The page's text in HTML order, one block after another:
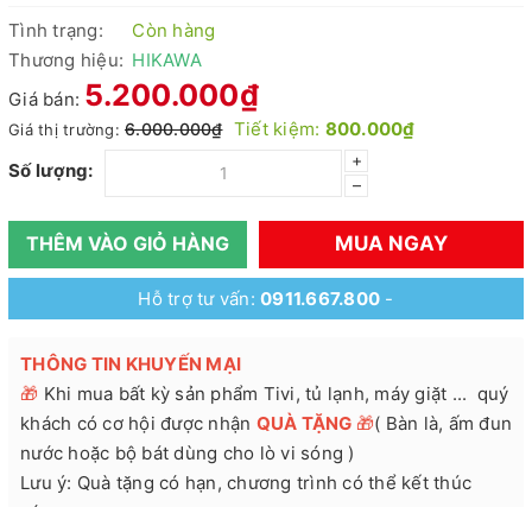
Tình trạng:
Còn hàng
Thương hiệu: HIKAWA
Giá bán: 5.200.000₫
Giá thị trường: 6.000.000₫ Tiết kiệm: 800.000₫
Số lượng:
+
–
THÊM VÀO GIỎ HÀNG MUA NGAY
Hỗ trợ tư vấn:0911.667.800 -
THÔNG TIN KHUYẾN MẠI
🎁 Khi mua bất kỳ sản phẩm Tivi, tủ lạnh, máy giặt ... quý
khách có cơ hội được nhận QUÀ TẶNG 🎁( Bàn là, ấm đun
nước hoặc bộ bát dùng cho lò vi sóng )
Lưu ý: Quà tặng có hạn, chương trình có thể kết thúc